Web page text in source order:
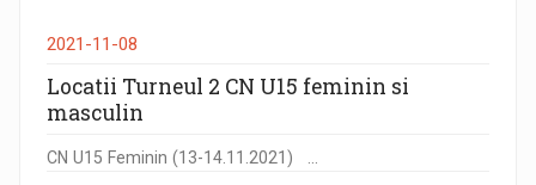
2021-11-08
Locatii Turneul 2 CN U15 feminin si
masculin
CN U15 Feminin (13-14.11.2021) ...